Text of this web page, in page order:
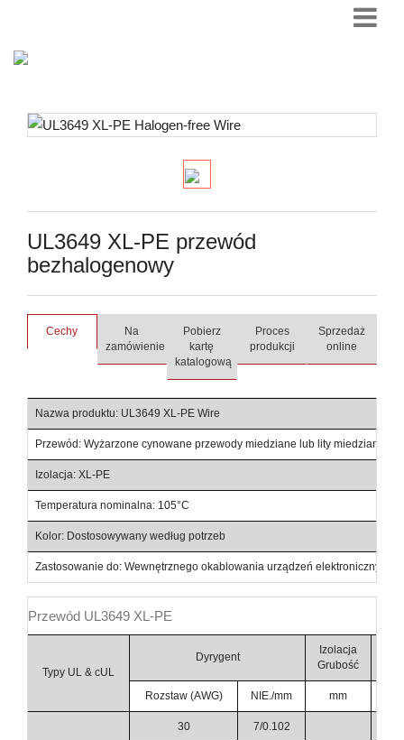
UL3649 XL-PE przewód
bezhalogenowy
Cechy
Na
zamówienie
Pobierz
kartę
katalogową
Proces
produkcji
Sprzedaż
online
Nazwa produktu: UL3649 XL-PE Wire
Przewód: Wyżarzone cynowane przewody miedziane lub lity miedziany
Izolacja: XL-PE
Temperatura nominalna: 105°C
Kolor: Dostosowywany według potrzeb
Zastosowanie do: Wewnętrznego okablowania urządzeń elektronicznych i
Przewód UL3649 XL-PE
Typy UL & cUL
Dyrygent
Izolacja
Grubość
Rozstaw (AWG) NIE./mm mm
30 7/0.102